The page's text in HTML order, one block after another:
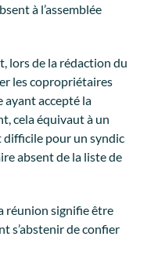
à l’assemblée
lors de la rédaction du
les copropriétaires
ayant accepté la
cela équivaut à un
difficile pour un syndic
absent de la liste de
réunion signifie être
s’abstenir de confier